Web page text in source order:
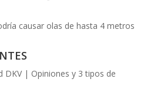
causar olas de hasta 4 metros
DKV | Opiniones y 3 tipos de